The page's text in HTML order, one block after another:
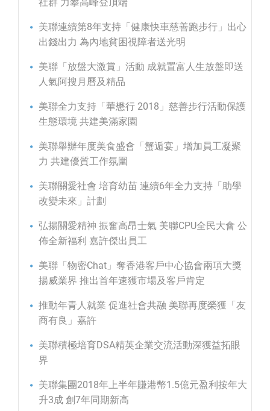
美聯連續第8年支持「健康快車慈善跑步行」出心
出錢出力 為內地貧困視障者送光明
美聯「放盤大激賞」活動 成就置富人生放盤即送
人氣阿搜月曆及精品
美聯全力支持「華懋行 2018」慈善步行活動保護
生態環境 共建美滿家園
美聯舉辦年度美食盛會「蟹逅宴」增加員工凝聚
力 共建優質工作氛圍
美聯關愛社會 培育幼苗 連續6年全力支持「助學
改變未來」計劃
弘揚關愛精神 振奮高昂士氣 美聯CPU全民大會 公
佈全新福利 嘉許傑出員工
美聯「物密Chat」奪香港客戶中心協會兩項大獎
揚威業界 推出首年速獲市場及客戶肯定
推動年青人就業 促進社會共融 美聯再度榮獲「友
商有良」嘉許
美聯積極培育DSA精英企業交流活動深獲益拓眼
界
美聯集團2018年上半年賺港幣1.5億元盈利按年大
升3成 創7年同期新高